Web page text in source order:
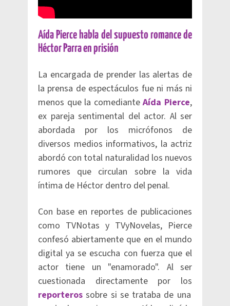
Aída Pierce habla del supuesto romance de
Héctor Parra en prisión
La encargada de prender las alertas de
la prensa de espectáculos fue ni más ni
menos que la comedianteAída Pierce,
ex pareja sentimental del actor. Al ser
abordada por los micrófonos de
diversos medios informativos, la actriz
abordó con total naturalidad los nuevos
rumores que circulan sobre la vida
íntima de Héctor dentro del penal.
Con base en reportes de publicaciones
como TVNotas y TVyNovelas, Pierce
confesó abiertamente que en el mundo
digital ya se escucha con fuerza que el
actor tiene un "enamorado". Al ser
cuestionada directamente por los
reporteros sobre si se trataba de una